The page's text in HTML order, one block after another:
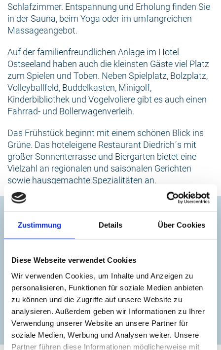
Zustimmung Details Über Cookies
Diese Webseite verwendet Cookies
Wir verwenden Cookies, um Inhalte und Anzeigen zu
personalisieren, Funktionen für soziale Medien anbieten
zu können und die Zugriffe auf unsere Website zu
analysieren. Außerdem geben wir Informationen zu Ihrer
Verwendung unserer Website an unsere Partner für
soziale Medien, Werbung und Analysen weiter. Unsere
Partner führen diese Informationen möglicherweise mit
Schlafzimmer. Entspannung und Erholung finden Sie
in der Sauna, beim Yoga oder im umfangreichen
Massageangebot.
Auf der familienfreundlichen Anlage im Hotel
Ostseeland haben auch die kleinsten Gäste viel Platz
zum Spielen und Toben. Neben Spielplatz, Bolzplatz,
Volleyballfeld, Buddelkasten, Minigolf,
Kinderbibliothek und Vogelvoliere gibt es auch einen
Fahrrad- und Bollerwagenverleih.
Das Frühstück beginnt mit einem schönen Blick ins
Grüne. Das hoteleigene Restaurant Diedrich´s mit
großer Sonnenterrasse und Biergarten bietet eine
Vielzahl an regionalen und saisonalen Gerichten
sowie hausgemachte Spezialitäten an.
Kontakt
Hotel Ostseeland Diedrichshagen
+49 (0)381 548320
info@hotel-ostseeland.de
zur Website